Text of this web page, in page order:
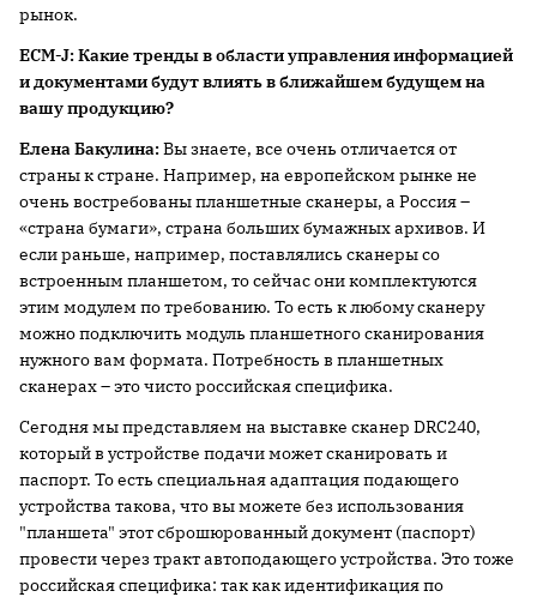
рынок.
ECM-J:Какие тренды в области управления информацией
и документами будут влиять в ближайшем будущем на
вашу продукцию?
Елена Бакулина:Вы знаете, все очень отличается от
страны к стране. Например, на европейском рынке не
очень востребованы планшетные сканеры, а Россия –
«страна бумаги», страна больших бумажных архивов. И
если раньше, например, поставлялись сканеры со
встроенным планшетом, то сейчас они комплектуются
этим модулем по требованию. То есть к любому сканеру
можно подключить модуль планшетного сканирования
нужного вам формата. Потребность в планшетных
сканерах – это чисто российская специфика.
Сегодня мы представляем на выставке сканер DRC240,
который в устройстве подачи может сканировать и
паспорт. То есть специальная адаптация подающего
устройства такова, что вы можете без использования
"планшета" этот сброшюрованный документ (паспорт)
провести через тракт автоподающего устройства. Это тоже
российская специфика: так как идентификация по